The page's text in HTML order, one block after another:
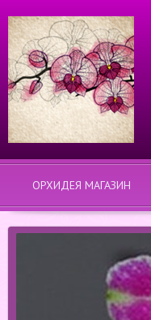
ОРХИДЕЯ МАГАЗИН